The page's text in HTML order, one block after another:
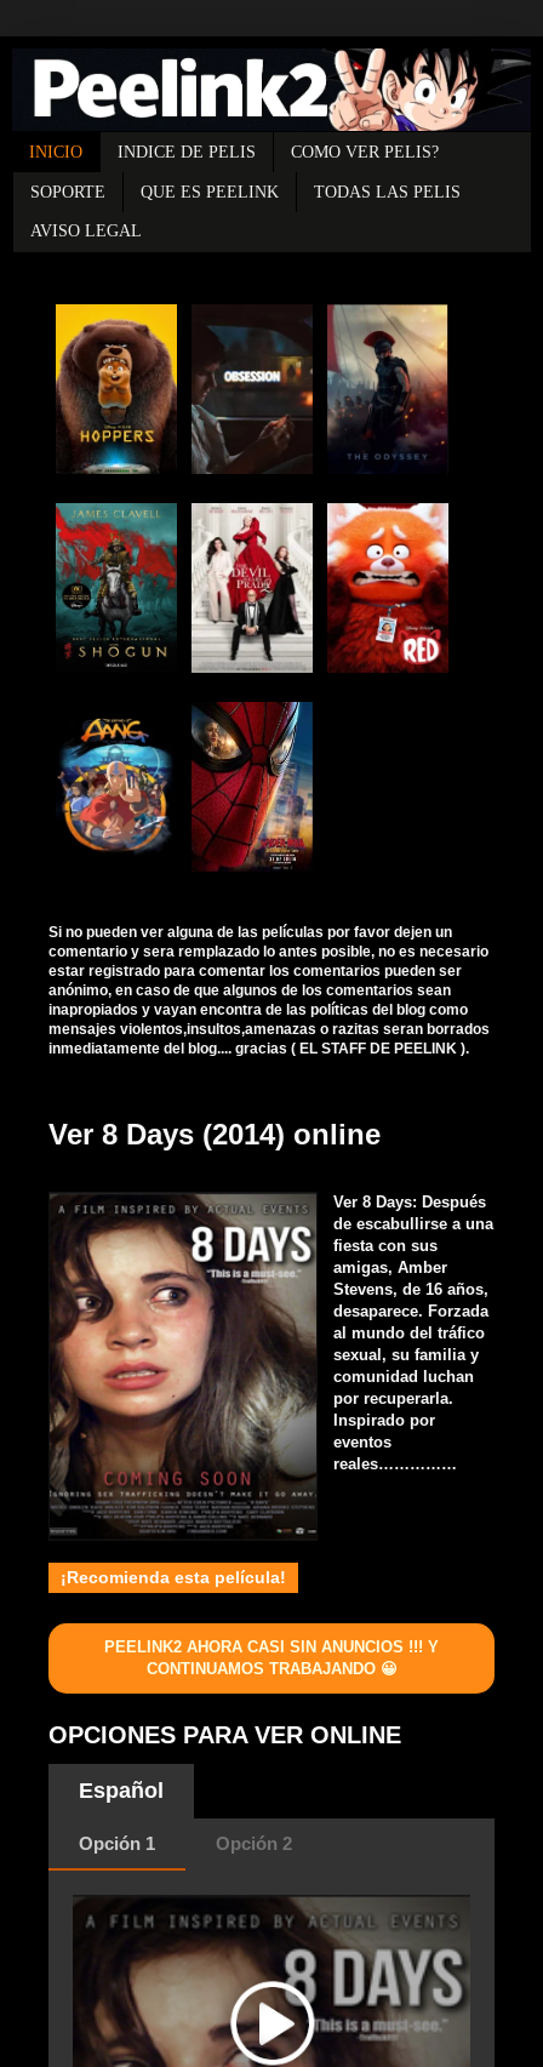
INICIO INDICE DE PELIS COMO VER PELIS?
SOPORTE QUE ES PEELINK TODAS LAS PELIS
AVISO LEGAL
Si no pueden ver alguna de las películas por favor dejen un
comentario y sera remplazado lo antes posible, no es necesario
estar registrado para comentar los comentarios pueden ser
anónimo, en caso de que algunos de los comentarios sean
inapropiados y vayan encontra de las políticas del blog como
mensajes violentos,insultos,amenazas o razitas seran borrados
inmediatamente del blog.... gracias ( EL STAFF DE PEELINK ).
Ver 8 Days (2014) online
Ver 8 Days: Después
de escabullirse a una
fiesta con sus
amigas, Amber
Stevens, de 16 años,
desaparece. Forzada
al mundo del tráfico
sexual, su familia y
comunidad luchan
por recuperarla.
Inspirado por
eventos
reales……………
¡Recomienda esta película!
PEELINK2 AHORA CASI SIN ANUNCIOS !!! Y
CONTINUAMOS TRABAJANDO 😀
OPCIONES PARA VER ONLINE
Español
Opción 1 Opción 2